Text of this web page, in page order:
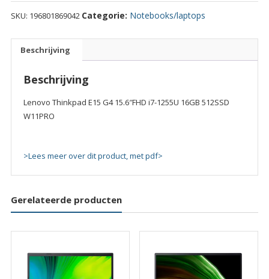
E15
G4
512SSD
W11PRO
quantity
SKU: 196801869042 Categorie: Notebooks/laptops
Beschrijving
Beschrijving
Lenovo Thinkpad E15 G4 15.6″FHD i7-1255U 16GB 512SSD
W11PRO
>Lees meer over dit product, met pdf>
Gerelateerde producten